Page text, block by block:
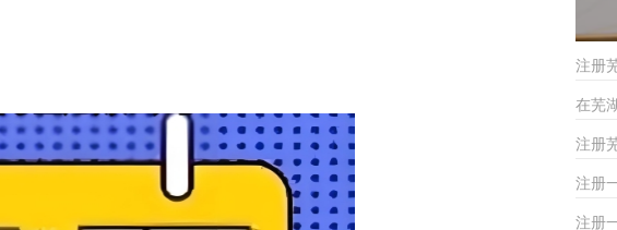
注册
在芜
注册
注册
注册